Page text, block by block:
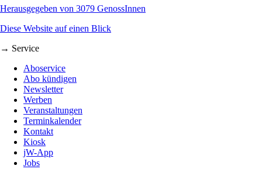
Herausgegeben von 3079 GenossInnen
Diese Website auf einen Blick
→ Service
Aboservice
Abo kündigen
Newsletter
Werben
Veranstaltungen
Terminkalender
Kontakt
Kiosk
jW-App
Jobs